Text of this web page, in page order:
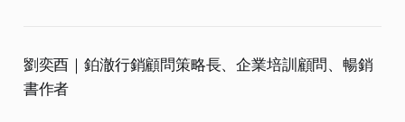
劉奕酉｜鉑澈行銷顧問策略長、企業培訓顧問、暢銷
書作者